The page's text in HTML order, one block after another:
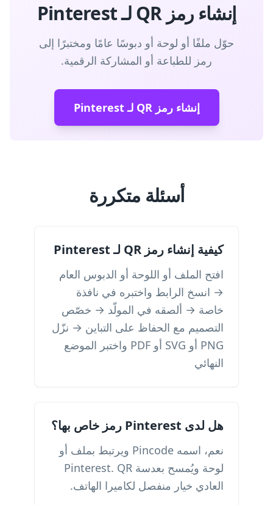
إنشاء رمز QR لـ Pinterest
حوّل ملفًا أو لوحة أو دبوسًا عامًا ومختبرًا إلى
رمز للطباعة أو المشاركة الرقمية.
إنشاء رمز QR لـ Pinterest
أسئلة متكررة
كيفية إنشاء رمز QR لـ Pinterest
افتح الملف أو اللوحة أو الدبوس العام
→ انسخ الرابط واختبره في نافذة
خاصة → ألصقه في المولّد → خصّص
التصميم مع الحفاظ على التباين → نزّل
PNG أو SVG أو PDF واختبر الموضع
النهائي
هل لدى Pinterest رمز خاص بها؟
نعم، اسمه Pincode ويرتبط بملف أو
لوحة ويُمسح بعدسة Pinterest. QR
العادي خيار منفصل لكاميرا الهاتف.